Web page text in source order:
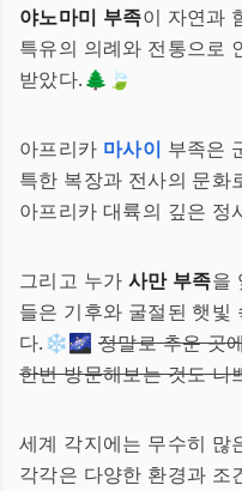
야노마미 부족이 자연과
특유의 의례와 전통으로
받았다.🌲🍃
아프리카 마사이 부족은
특한 복장과 전사의 문화
아프리카 대륙의 깊은
그리고 누가 사만 부족을
들은 기후와 굴절된 햇빛
다.❄️🌌 정말로 추운 곳
한번 방문해보는 것도 나
세계 각지에는 무수히 많
각각은 다양한 환경과 조